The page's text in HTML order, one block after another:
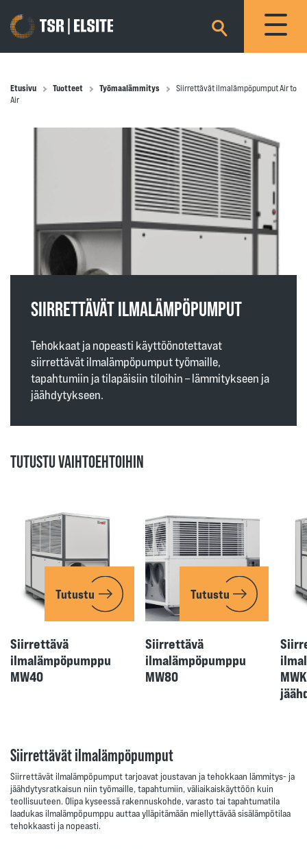
×
Etusivu Tuotteet Työmaalämmitys
Siirrettävät ilmalämpöpumput Air to
Air
SIIRRETTÄVÄT ILMALÄMPÖPUMPUT
Tehokkaat ja nopeasti käyttöönotettavat
siirrettävät ilmalämpöpumput työmaille,
tapahtumiin ja tilapäisiin tiloihin – lämmitykseen ja
jäähdytykseen.
TUTUSTU VAIHTOEHTOIHIN
Tutustu
Siirrettävä
ilmalämpöpumppu
MW40
Tutustu
Siirrettävä
ilmalämpöpumppu
MW80
Siirrettävät ilmalämpöpumput
Siirrettävät ilmalämpöpumput tarjoavat joustavan ja tehokkaan lämmitys- ja
jäähdytysratkaisun niin työmaille, tapahtumiin, väliaikaiskäyttöön kuin
teollisuuteen. Olipa kyseessä rakennuskohde, varasto tai tapahtumatila
laadukas ilmalämpöpumppu auttaa ylläpitämään miellyttävää sisälämpötilaa
tehokkaasti ja nopeasti.